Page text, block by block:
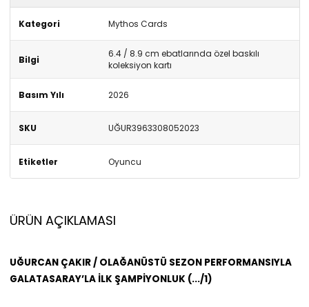
Kategori Mythos Cards
Bilgi
6.4 / 8.9 cm ebatlarında özel baskılı
koleksiyon kartı
Basım Yılı 2026
SKU UĞUR3963308052023
Etiketler Oyuncu
ÜRÜN AÇIKLAMASI
UĞURCAN ÇAKIR / OLAĞANÜSTÜ SEZON PERFORMANSIYLA
GALATASARAY’LA İLK ŞAMPİYONLUK (.../1)